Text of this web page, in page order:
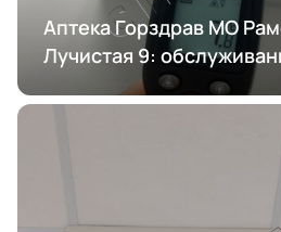
Аптека Горздрав МО
Лучистая 9:
кондиционирования